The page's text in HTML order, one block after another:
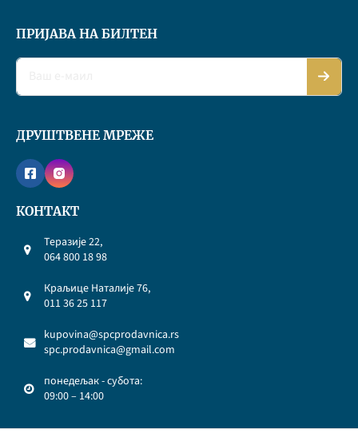
ПРИЈАВА НА БИЛТЕН
ДРУШТВЕНЕ МРЕЖЕ
КОНТАКТ
Теразије 22,
064 800 18 98
Краљице Наталије 76,
011 36 25 117
kupovina@spcprodavnica.rs
spc.prodavnica@gmail.com
понедељак - субота:
09:00 – 14:00